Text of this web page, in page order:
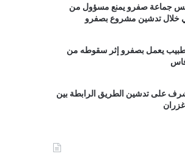
جماعة صفرو يمنع مسؤول من
خلال تدشين مشروع بصفرو
يعمل بصفرو إثر سقوطه من
على تدشين الطريق الرابطة بين